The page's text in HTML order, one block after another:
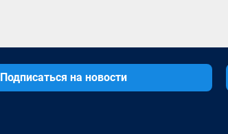
Подписаться на новости